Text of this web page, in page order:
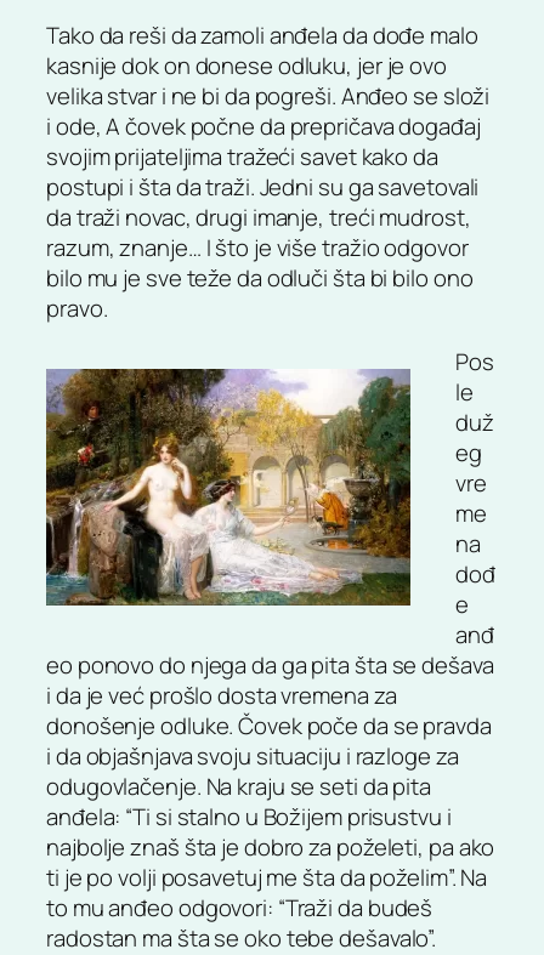
Tako da reši da zamoli anđela da dođe malo
kasnije dok on donese odluku, jer je ovo
velika stvar i ne bi da pogreši. Anđeo se složi
i ode, A čovek počne da prepričava događaj
svojim prijateljima tražeći savet kako da
postupi i šta da traži. Jedni su ga savetovali
da traži novac, drugi imanje, treći mudrost,
razum, znanje… I što je više tražio odgovor
bilo mu je sve teže da odluči šta bi bilo ono
pravo.
Pos
le
duž
eg
vre
me
na
dođ
e
anđ
eo ponovo do njega da ga pita šta se dešava
i da je već prošlo dosta vremena za
donošenje odluke. Čovek poče da se pravda
i da objašnjava svoju situaciju i razloge za
odugovlačenje. Na kraju se seti da pita
anđela: “Ti si stalno u Božijem prisustvu i
najbolje znaš šta je dobro za poželeti, pa ako
ti je po volji posavetuj me šta da poželim”. Na
to mu anđeo odgovori: “Traži da budeš
radostan ma šta se oko tebe dešavalo”.